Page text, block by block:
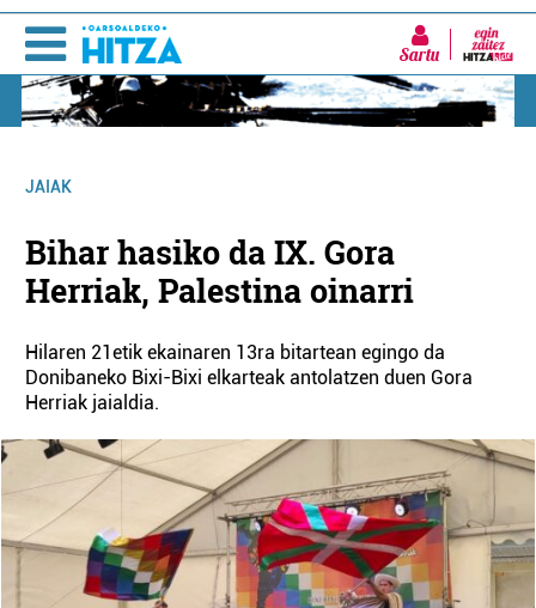
Sartu
JAIAK
Bihar hasiko da IX. Gora
Herriak, Palestina oinarri
Hilaren 21etik ekainaren 13ra bitartean egingo da
Donibaneko Bixi-Bixi elkarteak antolatzen duen Gora
Herriak jaialdia.